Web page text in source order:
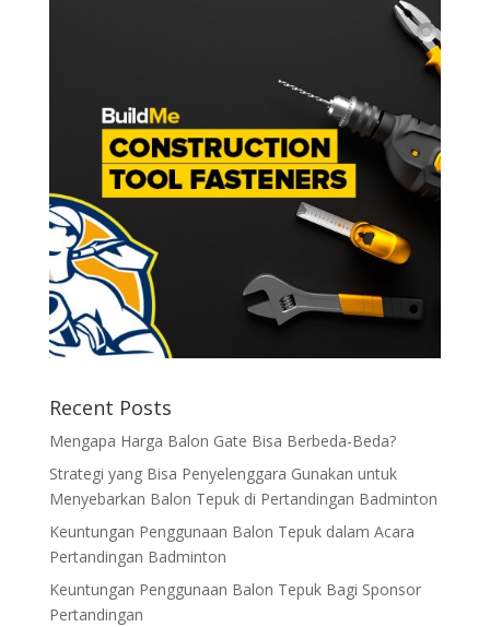
Recent Posts
Mengapa Harga Balon Gate Bisa Berbeda-Beda?
Strategi yang Bisa Penyelenggara Gunakan untuk
Menyebarkan Balon Tepuk di Pertandingan Badminton
Keuntungan Penggunaan Balon Tepuk dalam Acara
Pertandingan Badminton
Keuntungan Penggunaan Balon Tepuk Bagi Sponsor
Pertandingan